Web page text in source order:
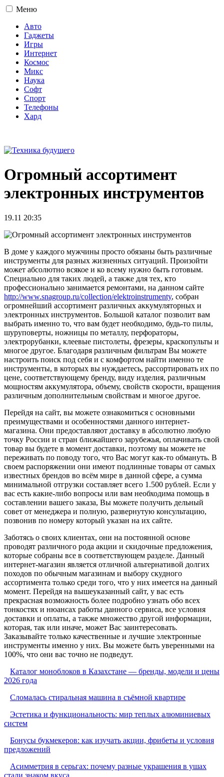
Меню
Авто
Гаджеты
Игры
Интернет
Космос
Микс
Наука
Софт
Спорт
Телефоны
Хард
Огромный ассортимент
электронных инструментов
19.11 20:35
В доме у каждого мужчины просто обязаны быть различные
инструменты для разных жизненных ситуаций. Произойти
может абсолютно всякое и ко всему нужно быть готовым.
Специально для таких людей, а также для тех, кто
профессионально занимается ремонтами, на данном сайте
http://www.snagroup.ru/collection/elektroinstrumenty, собран
огромнейший ассортимент различных аккумуляторных и
электронных инструментов. Большой каталог позволит вам
выбрать именно то, что вам будет необходимо, будь-то пилы,
шуруповерты, ножницы по металлу, перфораторы,
электрорубанки, клеевые пистолеты, фрезеры, краскопульты и
многое другое. Благодаря различным фильтрам Вы можете
настроить поиск под себя и с комфортом найти именно те
инструменты, в которых вы нуждаетесь, рассортировать их по
цене, соответствующему бренду, виду изделия, различным
мощностям аккумулятора, объему, свойств скорости, вращения
различным дополнительным свойствам и многое другое.
Перейдя на сайт, вы можете ознакомиться с основными
преимуществами и особенностями данного интернет-
магазина. Они предоставляют доставку в абсолютно любую
точку России и стран ближайшего зарубежья, оплачивать свой
товар вы будете в момент доставки, поэтому вы можете не
переживать по поводу того, что Вас могут как-то обмануть. В
своем распоряжении они имеют подлинные товары от самых
известных брендов во всём мире в данной сфере, а сумма
минимальной отгрузки составляет всего 1.500 рублей. Если у
вас есть какие-либо вопросы или вам необходима помощь в
составлении вашего заказа, Вы можете получить дельный
совет от менеджера и полную, развернутую консультацию,
позвонив по номеру который указан на их сайте.
Заботясь о своих клиентах, они на постоянной основе
проводят различного рода акции и скидочные предложения,
которые собраны все в соответствующем разделе. Данный
интернет-магазин является отличной альтернативой долгих
походов по обычным магазинам и выбору скудного
ассортимента только среди того, что у них имеется на данный
момент. Перейдя на вышеуказанный сайт, у вас есть
прекрасная возможность более подробно узнать обо всех
тонкостях и нюансах работы данного сервиса, все условия
доставки и оплаты, а также множество другой информации,
которая, так или иначе, может Вас заинтересовать.
Заказывайте только качественные и лучшие электронные
инструменты именно у них. Вы можете быть уверенными на
100%, что они вас точно не подведут.
Каталог моноблоков в Казахстане — бренды, модели и цены
2026 года
Сломалась стиральная машина в съёмной квартире
Эстетика и функциональность: мир теплых алюминиевых
систем
Бонусы букмекеров: как изучать акции, фрибеты и условия
предложений
Асимметрия в серьгах: почему разные украшения в ушах
стали знаком вкуса